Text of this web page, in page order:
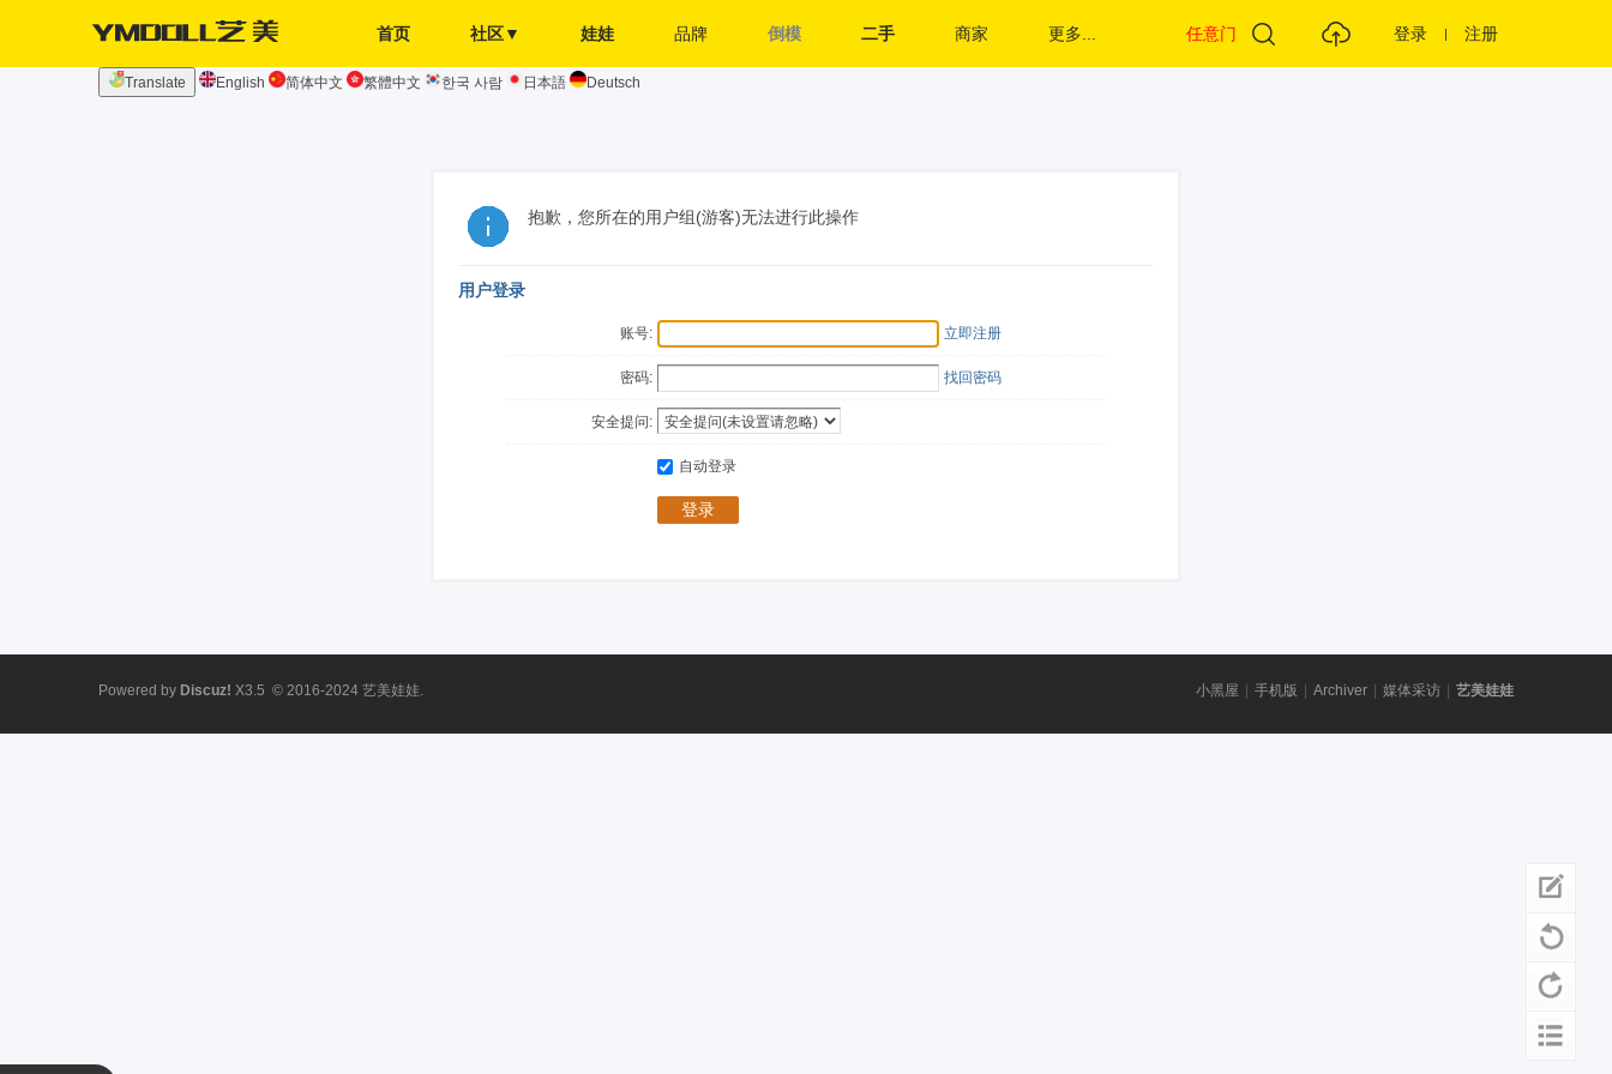
首页 社区▼ 娃娃 品牌 倒模 二手 商家 更多... 任意门 登录 注册
Translate English 简体中文 繁體中文 한국 사람 日本語 Deutsch
抱歉，您所在的用户组(游客)无法进行此操作
用户登录
账号: 立即注册
密码: 找回密码
安全提问:
自动登录
登录
小黑屋 手机版 Archiver 媒体采访 艺美娃娃
Powered by Discuz! X3.5 © 2016-2024 艺美娃娃.